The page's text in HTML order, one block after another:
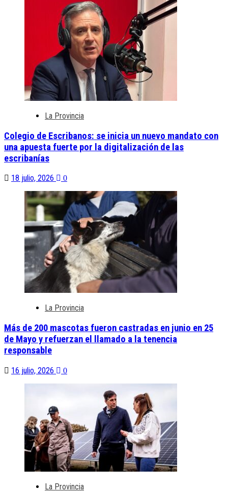
La Provincia
Colegio de Escribanos: se inicia un nuevo mandato con
una apuesta fuerte por la digitalización de las
escribanías
18 julio, 2026 0
La Provincia
Más de 200 mascotas fueron castradas en junio en 25
de Mayo y refuerzan el llamado a la tenencia
responsable
16 julio, 2026 0
La Provincia